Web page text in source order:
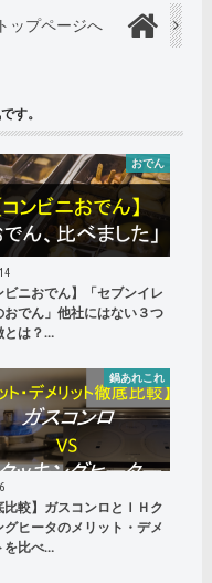
トップページへ
す。
おでん
ビニおでん】「セブンイレ
おでん」他社にはない３つ
とは？…
鍋あれこれ
比較】ガスコンロとＩＨク
グヒータのメリット・デメ
を比べ…